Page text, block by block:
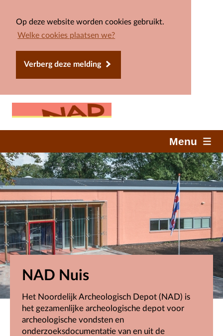
Op deze website worden cookies gebruikt.
Welke cookies plaatsen we?
Verberg deze melding
Menu
NAD Nuis
Het Noordelijk Archeologisch Depot (NAD) is
het gezamenlijke archeologische depot voor
archeologische vondsten en
onderzoeksdocumentatie van en uit de